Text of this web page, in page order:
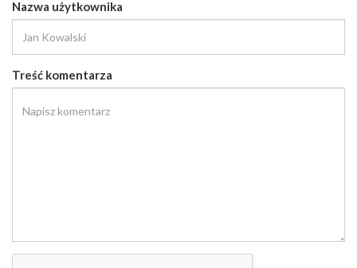
Nazwa użytkownika
Treść komentarza